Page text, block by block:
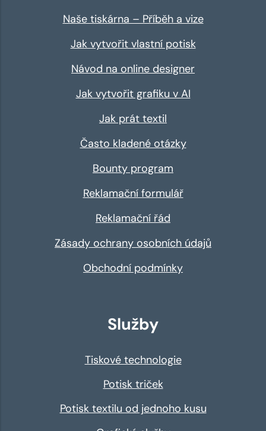
Naše tiskárna – Příběh a vize
Jak vytvořit vlastní potisk
Návod na online designer
Jak vytvořit grafiku v AI
Jak prát textil
Často kladené otázky
Bounty program
Reklamační formulář
Reklamační řád
Zásady ochrany osobních údajů
Obchodní podmínky
Služby
Tiskové technologie
Potisk triček
Potisk textilu od jednoho kusu